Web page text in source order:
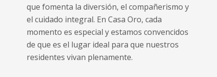
que fomenta la diversión, el compañerismo y
el cuidado integral. En Casa Oro, cada
momento es especial y estamos convencidos
de que es el lugar ideal para que nuestros
residentes vivan plenamente.